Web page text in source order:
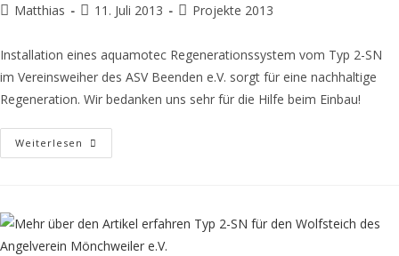
Matthias 11. Juli 2013 Projekte 2013
Installation eines aquamotec Regenerationssystem vom Typ 2-SN
im Vereinsweiher des ASV Beenden e.V. sorgt für eine nachhaltige
Regeneration. Wir bedanken uns sehr für die Hilfe beim Einbau!
Weiterlesen